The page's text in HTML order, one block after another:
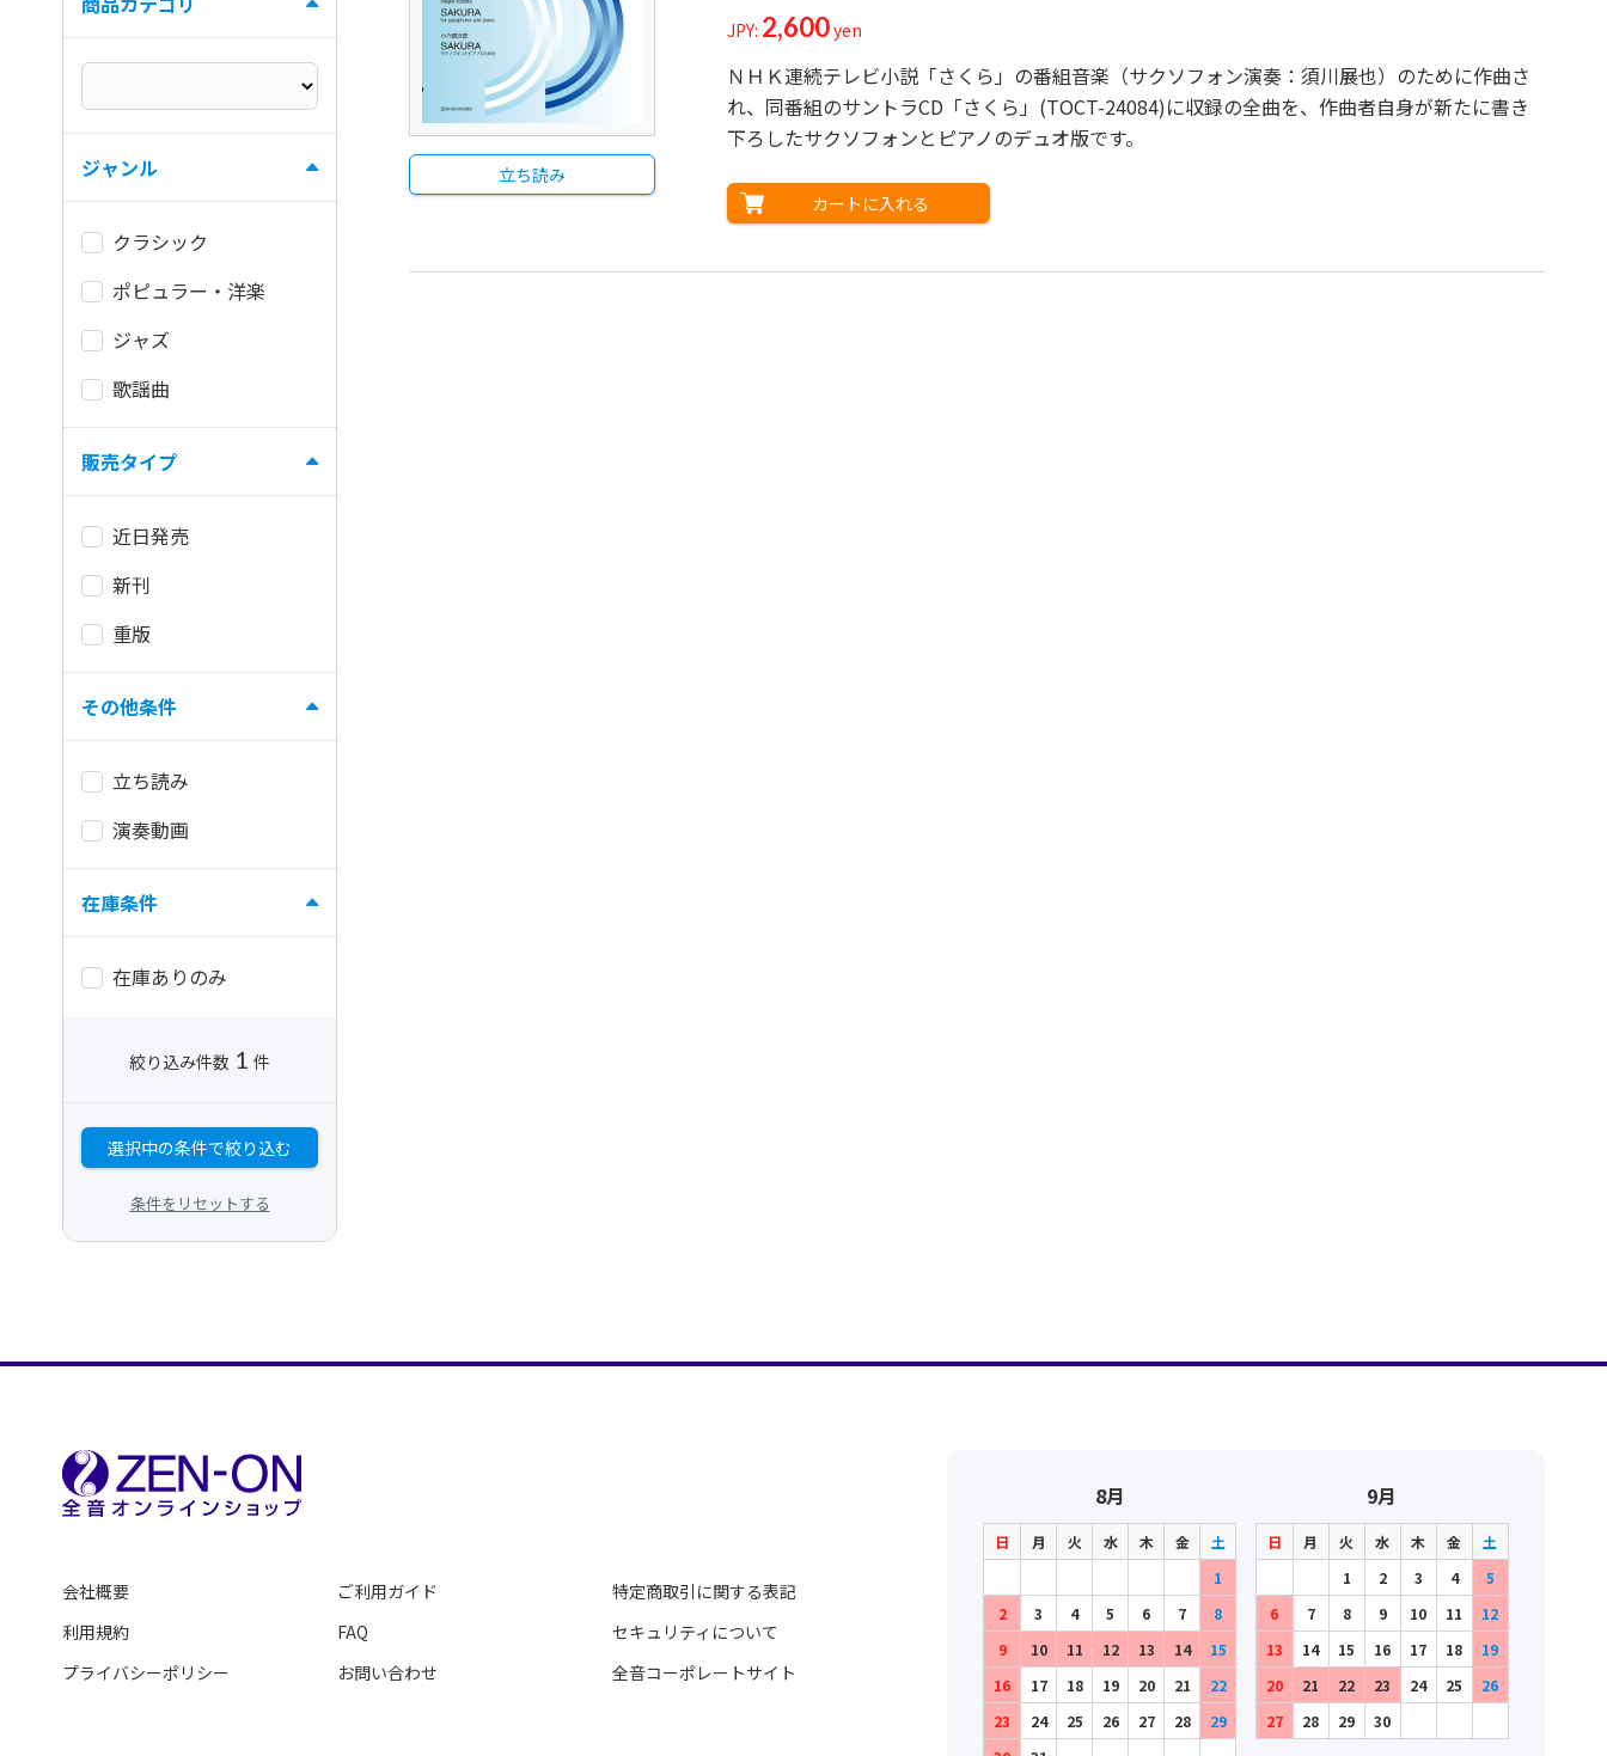
立ち読み
JPY: 2,600yen
ＮＨＫ連続テレビ小説「さくら」の番組音楽（サクソフォン演奏：須川展也）のために作曲さ
れ、同番組のサントラCD「さくら」(TOCT-24084)に収録の全曲を、作曲者自身が新たに書き
下ろしたサクソフォンとピアノのデュオ版です。
カートに入れる
ジャンル
クラシック
ポピュラー・洋楽
ジャズ
歌謡曲
販売タイプ
近日発売
新刊
重版
その他条件
立ち読み
演奏動画
在庫条件
在庫ありのみ
絞り込み件数 1 件
選択中の条件で絞り込む
条件をリセットする
会社概要
利用規約
プライバシーポリシー
ご利用ガイド
FAQ
お問い合わせ
特定商取引に関する表記
セキュリティについて
全音コーポレートサイト
8月
日 月 火 水 木 金
土
1
2
3 4 5 6 7
8
9
10 11 12 13 14
15
16
17 18 19 20 21
22
23
24 25 26 27 28
29
9月
日 月 火 水 木 金
土
1
2 3 4
5
6
7 8 9 10 11
12
13
14 15 16 17 18
19
20
21 22 23 24 25
26
27
28 29 30